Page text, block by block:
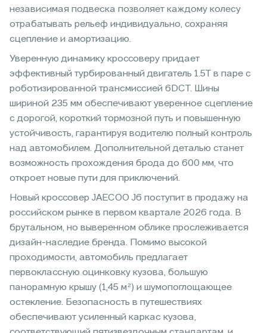
независимая подвеска позволяет каждому колесу
отрабатывать рельеф индивидуально, сохраняя
сцепление и амортизацию.
Уверенную динамику кроссоверу придает
эффективный турбированный двигатель 1.5T в паре с
роботизированной трансмиссией 6DCT. Шины
шириной 235 мм обеспечивают уверенное сцепление
с дорогой, короткий тормозной путь и повышенную
устойчивость, гарантируя водителю полный контроль
над автомобилем. Дополнительной деталью станет
возможность прохождения брода до 600 мм, что
откроет новые пути для приключений.
Новый кроссовер JAECOO J6 поступит в продажу на
российском рынке в первом квартале 2026 года. В
брутальном, но выверенном облике прослеживается
дизайн-наследие бренда. Помимо высокой
проходимости, автомобиль предлагает
первоклассную оцинковку кузова, большую
панорамную крышу (1,45 м²) и шумопоглощающее
остекление. Безопасность в путешествиях
обеспечивают усиленный каркас кузова,